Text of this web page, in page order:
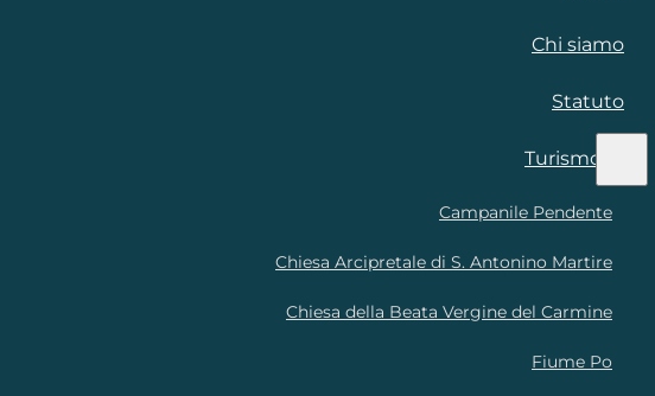
Chi siamo
Statuto
Turismo
Campanile Pendente
Chiesa Arcipretale di S. Antonino Martire
Chiesa della Beata Vergine del Carmine
Fiume Po